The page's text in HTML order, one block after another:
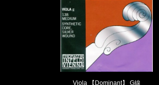
Viola 【Dominant】 G線